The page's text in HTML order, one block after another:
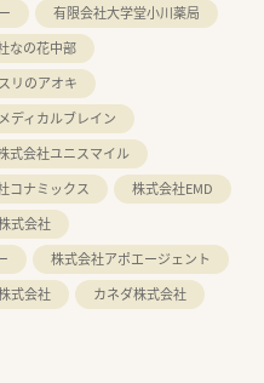
有限会社大学堂小川薬局
なの花中部
リのアオキ
ディカルブレイン
式会社ユニスマイル
コナミックス
株式会社EMD
式会社
株式会社アポエージェント
式会社 カネダ株式会社